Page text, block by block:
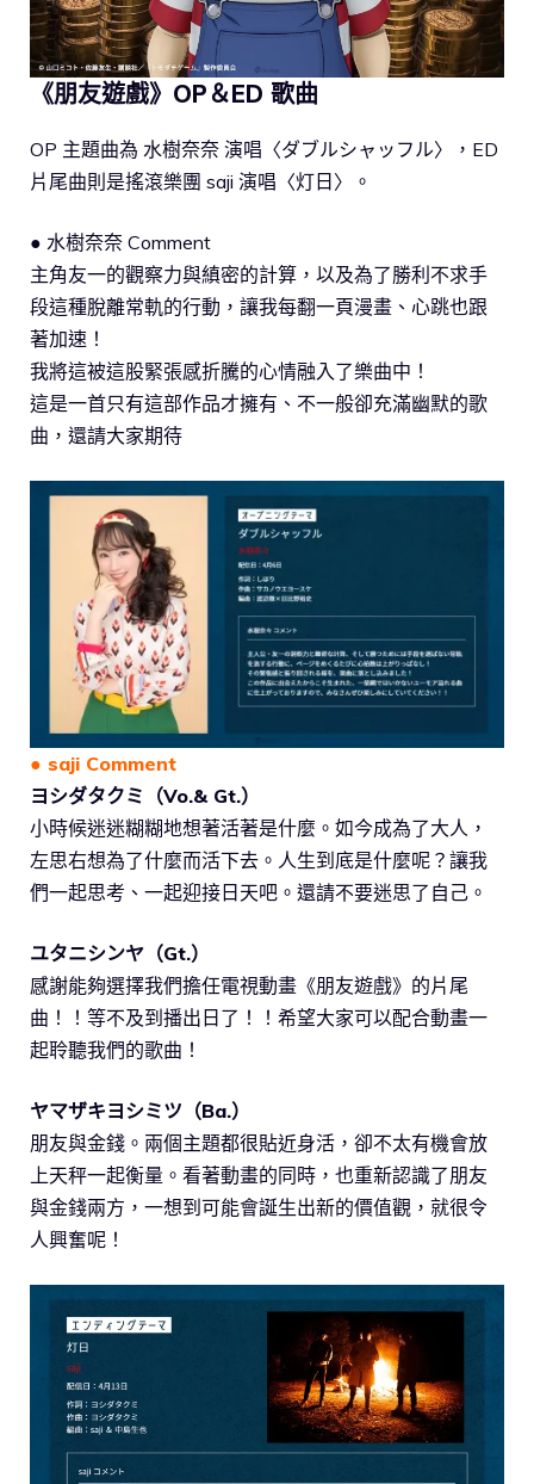
《朋友遊戲》OP＆ED 歌曲
OP 主題曲為 水樹奈奈 演唱〈ダブルシャッフル〉，ED
片尾曲則是搖滾樂團 saji 演唱〈灯日〉。
● 水樹奈奈 Comment
主角友一的觀察力與縝密的計算，以及為了勝利不求手
段這種脫離常軌的行動，讓我每翻一頁漫畫、心跳也跟
著加速！
我將這被這股緊張感折騰的心情融入了樂曲中！
這是一首只有這部作品才擁有、不一般卻充滿幽默的歌
曲，還請大家期待
● saji Comment
ヨシダタクミ（Vo.& Gt.）
小時候迷迷糊糊地想著活著是什麼。如今成為了大人，
左思右想為了什麼而活下去。人生到底是什麼呢？讓我
們一起思考、一起迎接日天吧。還請不要迷思了自己。
ユタニシンヤ（Gt.）
感謝能夠選擇我們擔任電視動畫《朋友遊戲》的片尾
曲！！等不及到播出日了！！希望大家可以配合動畫一
起聆聽我們的歌曲！
ヤマザキヨシミツ（Ba.）
朋友與金錢。兩個主題都很貼近身活，卻不太有機會放
上天秤一起衡量。看著動畫的同時，也重新認識了朋友
與金錢兩方，一想到可能會誕生出新的價值觀，就很令
人興奮呢！